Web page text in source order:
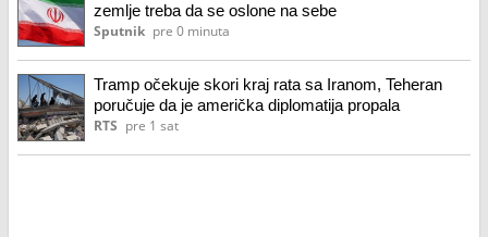
zemlje treba da se oslone na sebe
Sputnik pre 0 minuta
Tramp očekuje skori kraj rata sa Iranom, Teheran
poručuje da je američka diplomatija propala
RTS pre 1 sat